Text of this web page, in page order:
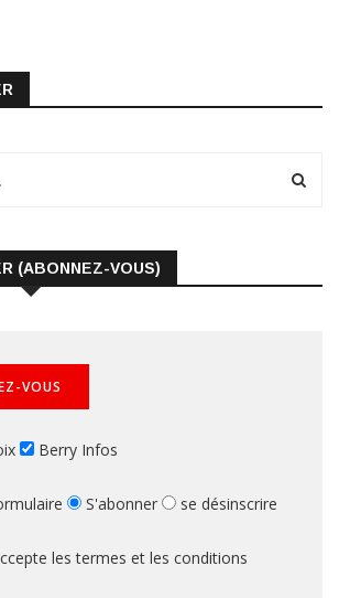
(ABONNEZ-VOUS)
Berry Infos
S'abonner se désinscrire
les termes et les conditions